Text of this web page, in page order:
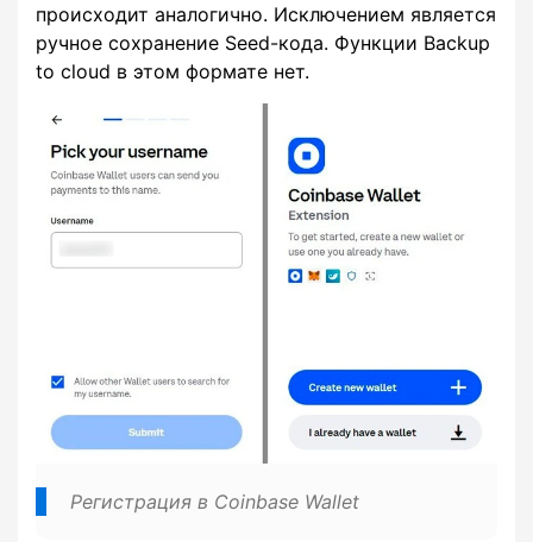
происходит аналогично. Исключением является
ручное сохранение Seed-кода. Функции Backup
to cloud в этом формате нет.
Регистрация в Coinbase Wallet